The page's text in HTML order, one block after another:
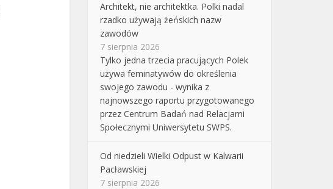
Architekt, nie architektka. Polki nadal
rzadko używają żeńskich nazw
zawodów
7 sierpnia 2026
Tylko jedna trzecia pracujących Polek
używa feminatywów do określenia
swojego zawodu - wynika z
najnowszego raportu przygotowanego
przez Centrum Badań nad Relacjami
Społecznymi Uniwersytetu SWPS.
Od niedzieli Wielki Odpust w Kalwarii
Pacławskiej
7 sierpnia 2026